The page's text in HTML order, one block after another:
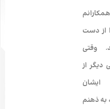
از دست
وقتی
دیگر از
ذهنم